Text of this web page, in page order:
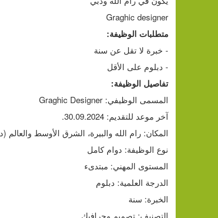
Graghic designer
متطلبات الوظيفة:
- خبرة لا تقل عن سنة
- دبلوم على الأقل
تفاصيل الوظيفة:
المسمى الوظيفي: Graghic Designer
آخر موعد للتقديم: 30.09.2024.
المكان: رام الله والبيرة، الشرق الأوسط والعالم
نوع الوظيفة: دوام كامل
المستوى المهني: مبتدىء
الدرجة العلمية: دبلوم
الخبرة: سنة
التصنيف: تصميم وجرافيك